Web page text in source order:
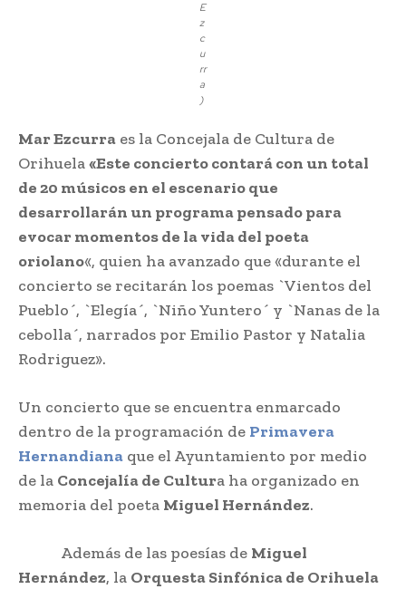
E
z
c
u
rr
a
)
Mar Ezcurra es la Concejala de Cultura de
Orihuela«Este concierto contará con un total
de 20 músicos en el escenario que
desarrollarán un programa pensado para
evocar momentos de la vida del poeta
oriolano«, quien ha avanzado que «durante el
concierto se recitarán los poemas `Vientos del
Pueblo´, `Elegía´, `Niño Yuntero´ y `Nanas de la
cebolla´, narrados por Emilio Pastor y Natalia
Rodriguez».
Un concierto que se encuentra enmarcado
dentro de la programación de Primavera
Hernandiana que el Ayuntamiento por medio
de la Concejalía de Cultura ha organizado en
memoria del poeta Miguel Hernández.
Además de las poesías de Miguel
Hernández, la Orquesta Sinfónica de Orihuela